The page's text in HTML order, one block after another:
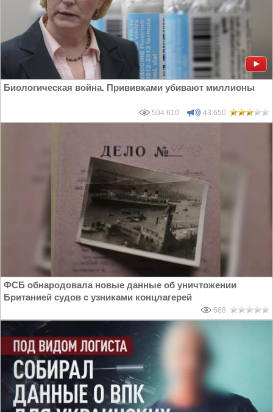
Биологическая война. Прививками убивают миллионы
504 610 43 650
ФСБ обнародовала новые данные об уничтожении
Британией судов с узниками концлагерей
688